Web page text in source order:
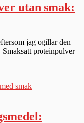
utan smak:
jag ogillar den
Smaksatt proteinpulver